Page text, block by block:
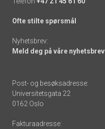
Ofte stilte spørsmål
Nyhetsbrev:
Meld deg på våre nyhetsbrev
Post- og besøksadresse:
Universitetsgata 22
0162 Oslo
Fakturaadresse: